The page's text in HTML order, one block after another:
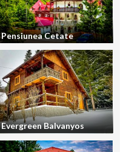
Pensiunea Cetate
Evergreen Balvanyos